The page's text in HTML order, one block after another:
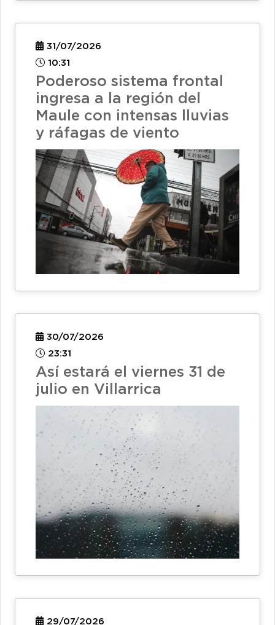
31/07/2026
10:31
Poderoso sistema frontal
ingresa a la región del
Maule con intensas lluvias
y ráfagas de viento
30/07/2026
23:31
Así estará el viernes 31 de
julio en Villarrica
29/07/2026